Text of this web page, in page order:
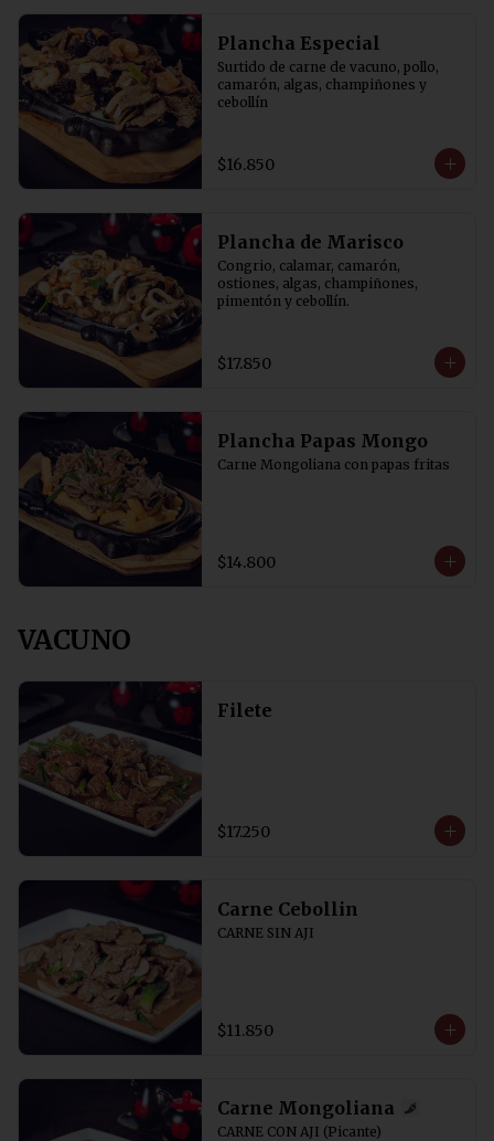
Plancha Especial
Surtido de carne de vacuno, pollo,
camarón, algas, champiñones y
cebollín
$16.850
Plancha de Marisco
Congrio, calamar, camarón,
ostiones, algas, champiñones,
pimentón y cebollín.
$17.850
Plancha Papas Mongo
Carne Mongoliana con papas fritas
$14.800
VACUNO
Filete
$17.250
Carne Cebollin
CARNE SIN AJI
$11.850
Carne Mongoliana
CARNE CON AJI (Picante)